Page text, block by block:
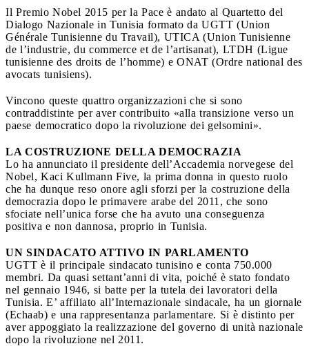
Il Premio Nobel 2015 per la Pace è andato al Quartetto del
Dialogo Nazionale in Tunisia formato da UGTT (Union
Générale Tunisienne du Travail), UTICA (Union Tunisienne
de l’industrie, du commerce et de l’artisanat), LTDH (Ligue
tunisienne des droits de l’homme) e ONAT (Ordre national des
avocats tunisiens).
Vincono queste quattro organizzazioni che si sono
contraddistinte per aver contribuito «alla transizione verso un
paese democratico dopo la rivoluzione dei gelsomini».
LA COSTRUZIONE DELLA DEMOCRAZIA
Lo ha annunciato il presidente dell’Accademia norvegese del
Nobel, Kaci Kullmann Five, la prima donna in questo ruolo
che ha dunque reso onore agli sforzi per la costruzione della
democrazia dopo le primavere arabe del 2011, che sono
sfociate nell’unica forse che ha avuto una conseguenza
positiva e non dannosa, proprio in Tunisia.
UN SINDACATO ATTIVO IN PARLAMENTO
UGTT è il principale sindacato tunisino e conta 750.000
membri. Da quasi settant’anni di vita, poiché è stato fondato
nel gennaio 1946, si batte per la tutela dei lavoratori della
Tunisia. E’ affiliato all’Internazionale sindacale, ha un giornale
(Echaab) e una rappresentanza parlamentare. Si è distinto per
aver appoggiato la realizzazione del governo di unità nazionale
dopo la rivoluzione nel 2011.